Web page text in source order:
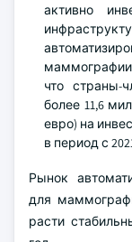
активно
маммографии
что страны-
более 11,6
евро) на
в период с
Рынок
для
расти